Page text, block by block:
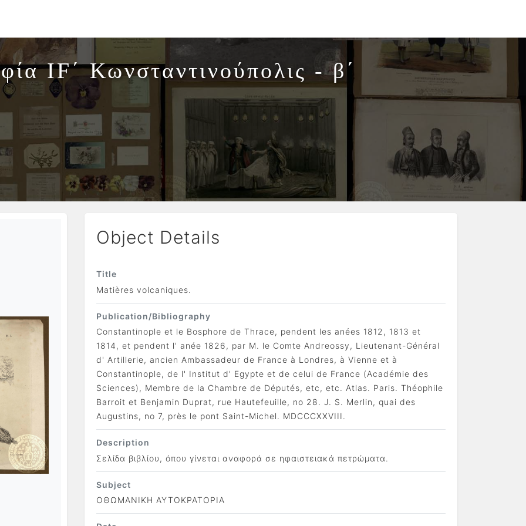
IF΄ Κωνσταντινούπολις - β΄
Object Details
Title
Matières volcaniques.
Publication/Bibliography
Constantinople et le Bosphore de Thrace, pendent les anées 1812, 1813 et
1814, et pendent l' anée 1826, par M. le Comte Andreossy, Lieutenant-Général
d' Artillerie, ancien Ambassadeur de France à Londres, à Vienne et à
Constantinople, de l' Institut d' Egypte et de celui de France (Académie des
Sciences), Membre de la Chambre de Députés, etc, etc. Atlas. Paris. Théophile
Barroit et Benjamin Duprat, rue Hautefeuille, no 28. J. S. Merlin, quai des
Augustins, no 7, près le pont Saint-Michel. MDCCCXXVIII.
Description
Σελίδα βιβλίου, όπου γίνεται αναφορά σε ηφαιστειακά πετρώματα.
Subject
ΟΘΩΜΑΝΙΚΗ ΑΥΤΟΚΡΑΤΟΡΙΑ